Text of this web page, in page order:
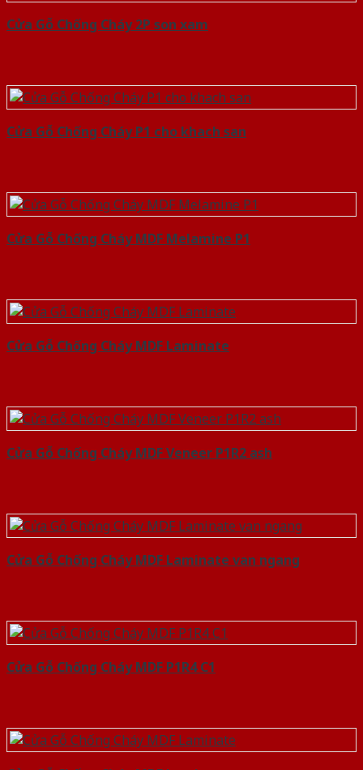
Cửa Gỗ Chống Cháy 2P son xam
Cửa Gỗ Chống Cháy P1 cho khach san
Cửa Gỗ Chống Cháy MDF Melamine P1
Cửa Gỗ Chống Cháy MDF Laminate
Cửa Gỗ Chống Cháy MDF Veneer P1R2 ash
Cửa Gỗ Chống Cháy MDF Laminate van ngang
Cửa Gỗ Chống Cháy MDF P1R4 C1